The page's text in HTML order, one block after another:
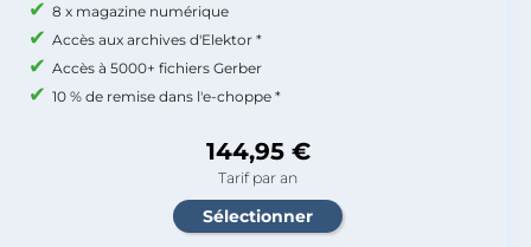
8 x magazine numérique
Accès aux archives d'Elektor *
Accès à 5000+ fichiers Gerber
10 % de remise dans l'e-choppe *
144,95 €
Tarif par an